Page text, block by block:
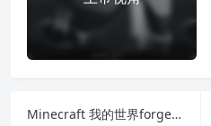
Minecraft 我的世界forge+mod搭建